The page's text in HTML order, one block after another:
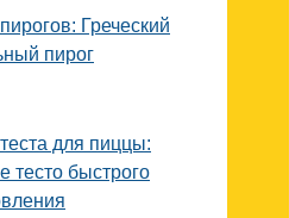
Греческий
пирог
для пиццы:
тесто быстрого